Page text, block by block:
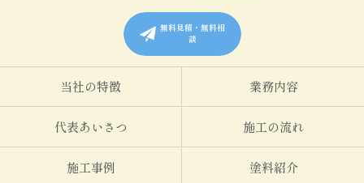
無料見積・無料相
談
当社の特徴 業務内容
代表あいさつ 施工の流れ
施工事例 塗料紹介